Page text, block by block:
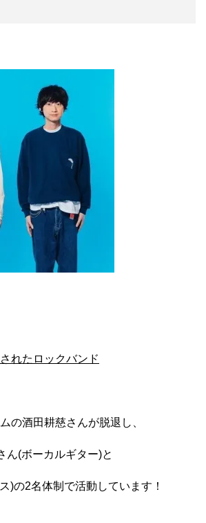
れたロックバンド
の酒田耕慈さんが脱退し、
ん(ボーカルギター)と
)の2名体制で活動しています！